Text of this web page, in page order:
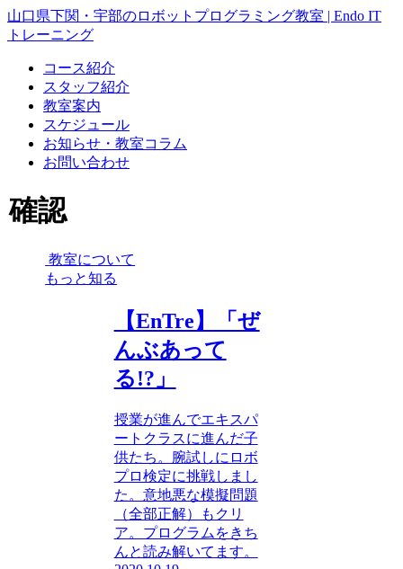
山口県下関・宇部のロボットプログラミング教室 | Endo IT
トレーニング
コース紹介
スタッフ紹介
教室案内
スケジュール
お知らせ・教室コラム
お問い合わせ
確認
教室について
もっと知る
【EnTre】「ぜ
んぶあって
る!?」
授業が進んでエキスパ
ートクラスに進んだ子
供たち。腕試しにロボ
プロ検定に挑戦しまし
た。意地悪な模擬問題
（全部正解）もクリ
ア。プログラムをきち
んと読み解いてます。